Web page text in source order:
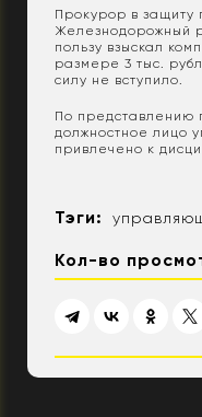
Прокурор в защиту
Железнодорожный
пользу взыскал
размере 3 тыс.
силу не вступило.
По представлению
должностное лицо
привлечено к
Тэги:
Кол-во